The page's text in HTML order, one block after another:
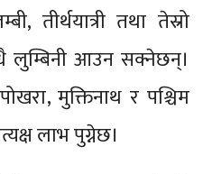
तीर्थयात्री तथा तेस्रो
आउन सक्नेछन्।
मुक्तिनाथ र पश्चिम
लाभ पुग्नेछ।